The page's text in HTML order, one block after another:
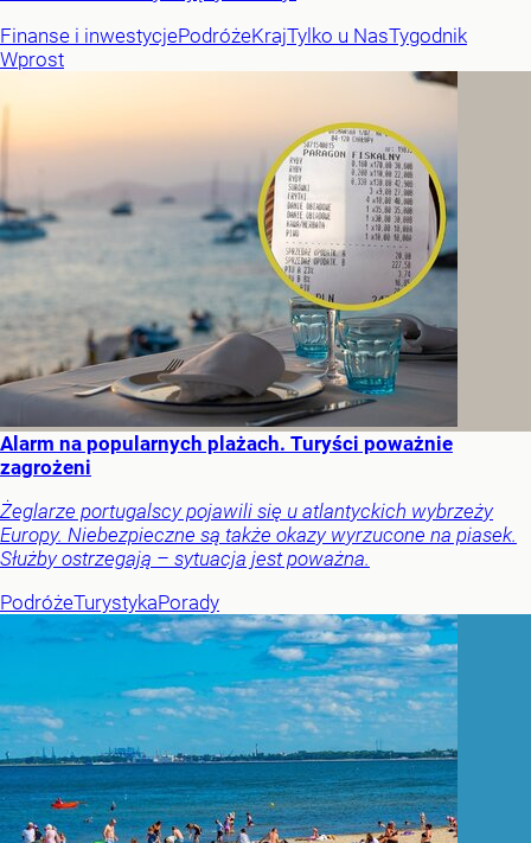
Finanse i inwestycjePodróżeKrajTylko u NasTygodnik
Wprost
Alarm na popularnych plażach. Turyści poważnie
zagrożeni
Żeglarze portugalscy pojawili się u atlantyckich wybrzeży
Europy. Niebezpieczne są także okazy wyrzucone na piasek.
Służby ostrzegają – sytuacja jest poważna.
PodróżeTurystykaPorady